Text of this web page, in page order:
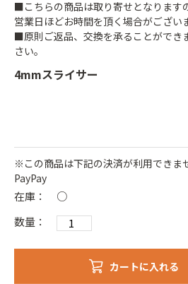
4mmスライサー
※この商品は下記の決済が利用できま
PayPay
在庫：
○
数量：
カートに入れる
■こちらの商品は取り寄せとなります
営業日ほどお時間を頂く場合がござい
■原則ご返品、交換を承ることができ
さい。